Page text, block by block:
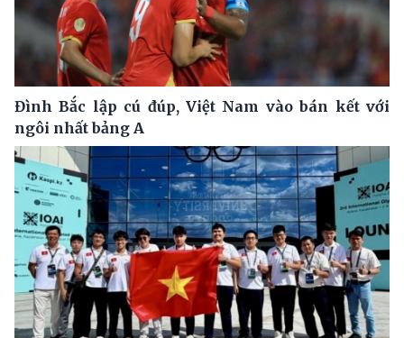
Đình Bắc lập cú đúp, Việt Nam vào bán kết với
ngôi nhất bảng A